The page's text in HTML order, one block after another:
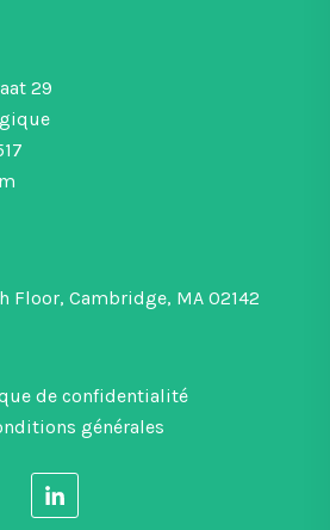
29
Floor, Cambridge, MA 02142
de confidentialité
générales
o